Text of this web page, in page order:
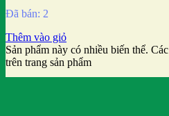
Đã bán: 2
Thêm vào giỏ
Sản phẩm này có nhiều biến thể.
trên trang sản phẩm